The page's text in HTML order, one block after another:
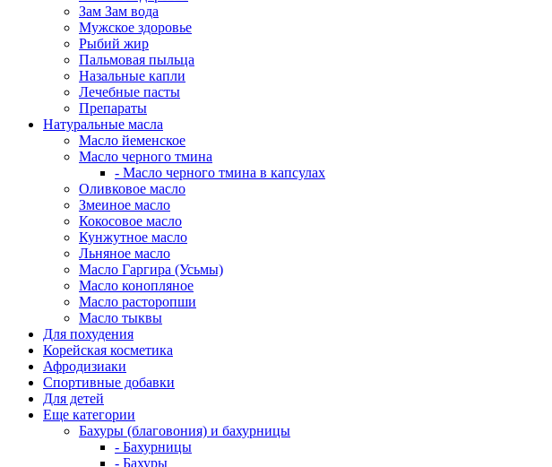
Зам Зам вода
Мужское здоровье
Рыбий жир
Пальмовая пыльца
Назальные капли
Лечебные пасты
Препараты
Натуральные масла
Масло йеменское
Масло черного тмина
- Масло черного тмина в капсулах
Оливковое масло
Змеиное масло
Кокосовое масло
Кунжутное масло
Льняное масло
Масло Гаргира (Усьмы)
Масло конопляное
Масло расторопши
Масло тыквы
Для похудения
Корейская косметика
Афродизиаки
Спортивные добавки
Для детей
Еще категории
Бахуры (благовония) и бахурницы
- Бахурницы
- Бахуры